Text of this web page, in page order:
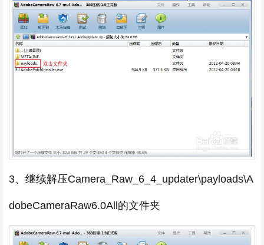
3、继续解压Camera_Raw_6_4_updater\payloads\A
dobeCameraRaw6.0All的文件夹